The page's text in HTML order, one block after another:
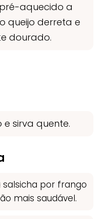
aquecido a
queijo derreta e
dourado.
e sirva quente.
salsicha por frango
mais saudável.